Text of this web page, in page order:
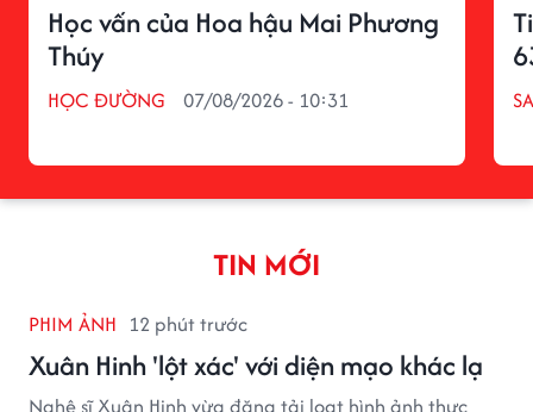
Học vấn của Hoa hậu Mai Phương
Thúy
HỌC ĐƯỜNG 07/08/2026 - 10:31
TIN MỚI
PHIM ẢNH 12 phút trước
Xuân Hinh 'lột xác' với diện mạo khác lạ
Nghệ sĩ Xuân Hinh vừa đăng tải loạt hình ảnh thực